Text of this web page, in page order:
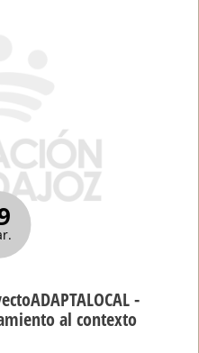
-
al contexto